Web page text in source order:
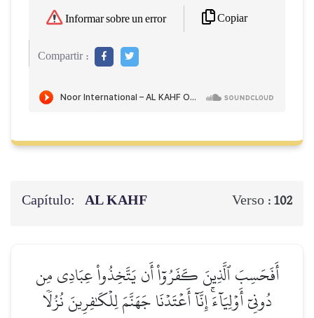
Informar sobre un error Copiar
Compartir :
Capítulo: AL KAHF Verso : 102
أَفَحَسِبَ ٱلَّذِينَ كَفَرُوٓاْ أَن يَتَّخِذُواْ عِبَادِي مِن
دُونِيٓ أَوۡلِيَآءَۚ إِنَّآ أَعۡتَدۡنَا جَهَنَّمَ لِلۡكَٰفِرِينَ نُزُلٗا